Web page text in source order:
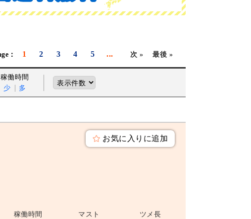
1 2 3 4 5 ... 次 » 最後 »
稼働時間
少
多
お気に入りに追加
稼働時間 マスト
ツメ長